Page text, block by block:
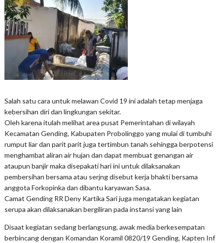
Salah satu cara untuk melawan Covid 19 ini adalah tetap menjaga
kebersihan diri dan lingkungan sekitar.
Oleh karena itulah melihat area pusat Pemerintahan di wilayah
Kecamatan Gending, Kabupaten Probolinggo yang mulai di tumbuhi
rumput liar dan parit parit juga tertimbun tanah sehingga berpotensi
menghambat aliran air hujan dan dapat membuat genangan air
ataupun banjir maka disepakati hari ini untuk dilaksanakan
pembersihan bersama atau serjng disebut kerja bhakti bersama
anggota Forkopinka dan dibantu karyawan Sasa.
Camat Gending RR Deny Kartika Sari juga mengatakan kegiatan
serupa akan dilaksanakan bergiliran pada instansi yang lain
Disaat kegiatan sedang berlangsung, awak media berkesempatan
berbincang dengan Komandan Koramil 0820/19 Gending, Kapten Inf